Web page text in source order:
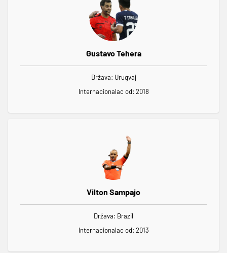
Gustavo Tehera
Država: Urugvaj
Internacionalac od: 2018
Vilton Sampajo
Država: Brazil
Internacionalac od: 2013